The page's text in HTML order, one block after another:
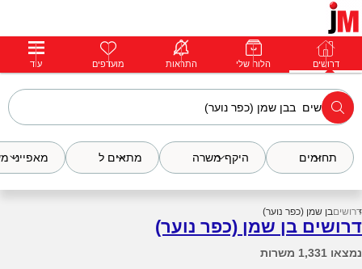
דרושים פרופילים הודעות פרימיום דרושים הלוח שלי התראות מועדפים עוד
תחומים היקף משרה מתאים ל מאפייני
דרושיםבן שמן (כפר נוער)
דרושים בן שמן (כפר נוער)
נמצאו 1,331 משרות